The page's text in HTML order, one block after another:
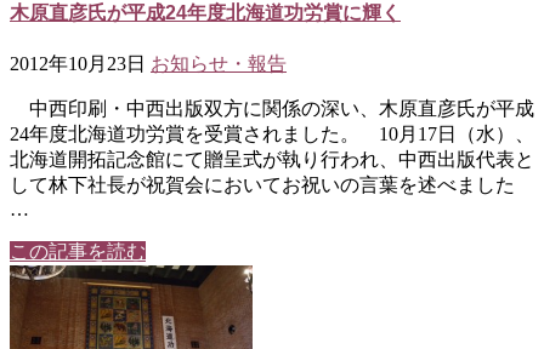
木原直彦氏が平成24年度北海道功労賞に輝く
2012年10月23日 お知らせ・報告
中西印刷・中西出版双方に関係の深い、木原直彦氏が平成
24年度北海道功労賞を受賞されました。 10月17日（水）、
北海道開拓記念館にて贈呈式が執り行われ、中西出版代表と
して林下社長が祝賀会においてお祝いの言葉を述べました
…
この記事を読む